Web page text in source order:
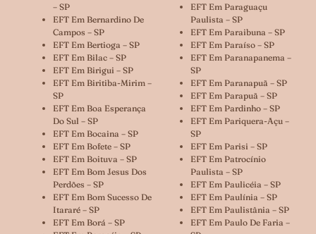
– SP
EFT Em Bernardino De
Campos – SP
EFT Em Bertioga – SP
EFT Em Bilac – SP
EFT Em Birigui – SP
EFT Em Biritiba-Mirim –
SP
EFT Em Boa Esperança
Do Sul – SP
EFT Em Bocaina – SP
EFT Em Bofete – SP
EFT Em Boituva – SP
EFT Em Bom Jesus Dos
Perdões – SP
EFT Em Bom Sucesso De
Itararé – SP
EFT Em Borá – SP
EFT Em Paraguaçu
Paulista – SP
EFT Em Paraibuna – SP
EFT Em Paraíso – SP
EFT Em Paranapanema –
SP
EFT Em Paranapuã – SP
EFT Em Parapuã – SP
EFT Em Pardinho – SP
EFT Em Pariquera-Açu –
SP
EFT Em Parisi – SP
EFT Em Patrocínio
Paulista – SP
EFT Em Paulicéia – SP
EFT Em Paulínia – SP
EFT Em Paulistânia – SP
EFT Em Paulo De Faria –